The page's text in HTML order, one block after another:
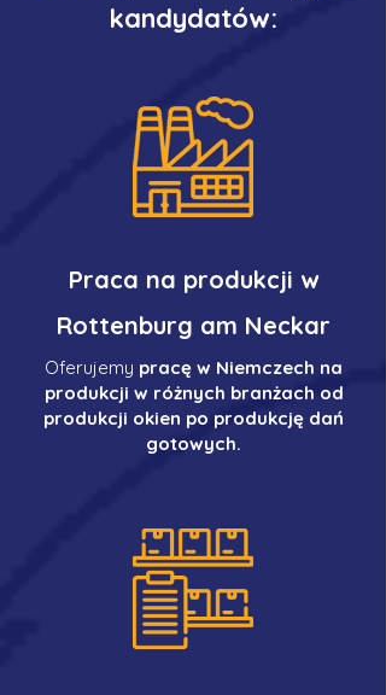
kandydatów:
Praca na produkcji w
Rottenburg am Neckar
Oferujemy pracę w Niemczech na
produkcji w różnych branżach od
produkcji okien po produkcję dań
gotowych.